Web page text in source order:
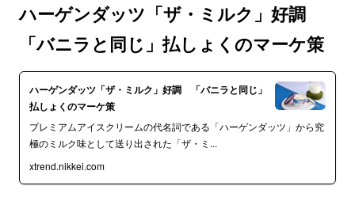
ハーゲンダッツ「ザ・ミルク」好調
「バニラと同じ」払しょくのマーケ策
ハーゲンダッツ「ザ・ミルク」好調 「バニラと同じ」
払しょくのマーケ策
プレミアムアイスクリームの代名詞である「ハーゲンダッツ」から究
極のミルク味として送り出された「ザ・ミ...
xtrend.nikkei.com